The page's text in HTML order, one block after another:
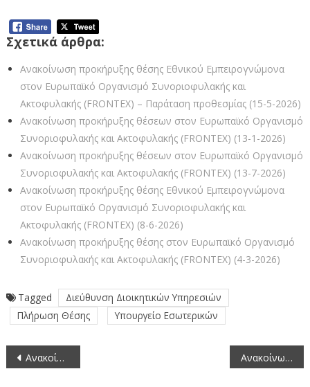
Σχετικά άρθρα:
Ανακοίνωση προκήρυξης θέσης Εθνικού Εμπειρογνώμονα
στον Ευρωπαϊκό Οργανισμό Συνοριοφυλακής και
Ακτοφυλακής (FRΟΝΤΕΧ) – Παράταση προθεσμίας (15-5-2026)
Ανακοίνωση προκήρυξης θέσεων στον Ευρωπαϊκό Οργανισμό
Συνοριοφυλακής και Ακτοφυλακής (FRΟΝΤΕΧ) (13-1-2026)
Ανακοίνωση προκήρυξης θέσεων στον Ευρωπαϊκό Οργανισμό
Συνοριοφυλακής και Ακτοφυλακής (FRΟΝΤΕΧ) (13-7-2026)
Ανακοίνωση προκήρυξης θέσης Εθνικού Εμπειρογνώμονα
στον Ευρωπαϊκό Οργανισμό Συνοριοφυλακής και
Ακτοφυλακής (FRΟΝΤΕΧ) (8-6-2026)
Ανακοίνωση προκήρυξης θέσης στον Ευρωπαϊκό Οργανισμό
Συνοριοφυλακής και Ακτοφυλακής (FRΟΝΤΕΧ) (4-3-2026)
Tagged
Διεύθυνση Διοικητικών Υπηρεσιών
Πλήρωση Θέσης
Υπουργείο Εσωτερικών
Πλοήγηση
άρθρων
Ανακοίνωση προκήρυξης θέσεων στον Ευρωπαϊκό Οργανισμό FRONTEX (28-7-2022) Ανακοίνωση προκήρυξης θέσης στην Ευρωπαϊκή Υπηρεσία Ασύλου (EUAA) (28-7-2022)